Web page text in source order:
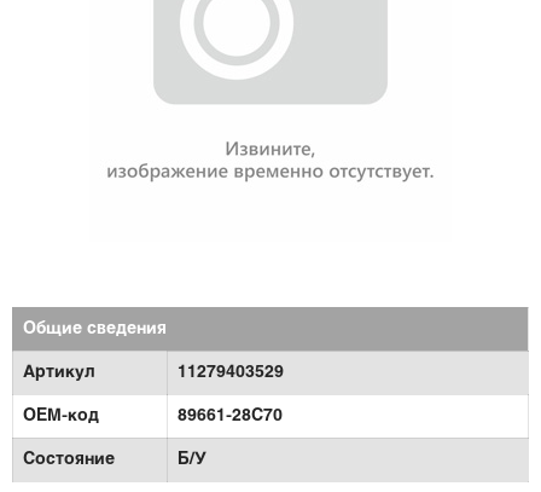
Общие сведения
Артикул 11279403529
OEM-код 89661-28C70
Состояние Б/У